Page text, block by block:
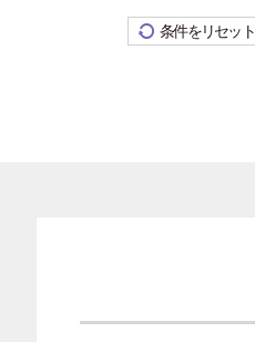
条件をリセット